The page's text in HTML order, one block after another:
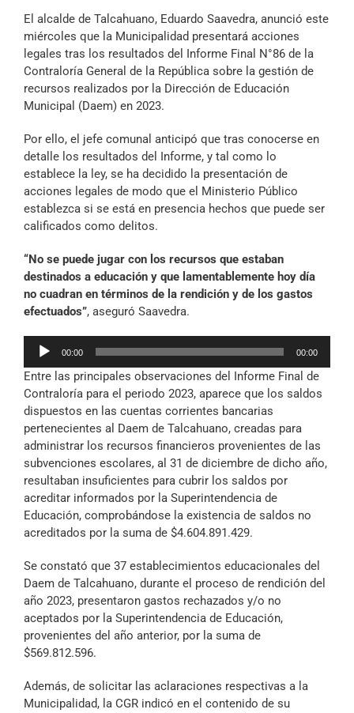
El alcalde de Talcahuano, Eduardo Saavedra, anunció este
miércoles que la Municipalidad presentará acciones
legales tras los resultados del Informe Final N°86 de la
Contraloría General de la República sobre la gestión de
recursos realizados por la Dirección de Educación
Municipal (Daem) en 2023.
Por ello, el jefe comunal anticipó que tras conocerse en
detalle los resultados del Informe, y tal como lo
establece la ley, se ha decidido la presentación de
acciones legales de modo que el Ministerio Público
establezca si se está en presencia hechos que puede ser
calificados como delitos.
“No se puede jugar con los recursos que estaban
destinados a educación y que lamentablemente hoy día
no cuadran en términos de la rendición y de los gastos
efectuados”, aseguró Saavedra.
Reproductor
audio
00:00 00:00
Entre las principales observaciones del Informe Final de
Contraloría para el periodo 2023, aparece que los saldos
dispuestos en las cuentas corrientes bancarias
pertenecientes al Daem de Talcahuano, creadas para
administrar los recursos financieros provenientes de las
subvenciones escolares, al 31 de diciembre de dicho año,
resultaban insuficientes para cubrir los saldos por
acreditar informados por la Superintendencia de
Educación, comprobándose la existencia de saldos no
acreditados por la suma de $4.604.891.429.
Se constató que 37 establecimientos educacionales del
Daem de Talcahuano, durante el proceso de rendición del
año 2023, presentaron gastos rechazados y/o no
aceptados por la Superintendencia de Educación,
provenientes del año anterior, por la suma de
$569.812.596.
Además, de solicitar las aclaraciones respectivas a la
Municipalidad, la CGR indicó en el contenido de su